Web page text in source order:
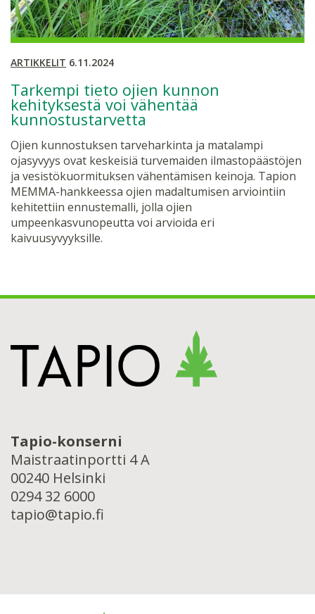
ARTIKKELIT 6.11.2024
Tarkempi tieto ojien kunnon
kehityksestä voi vähentää
kunnostustarvetta
Ojien kunnostuksen tarveharkinta ja matalampi
ojasyvyys ovat keskeisiä turvemaiden ilmastopäästöjen
ja vesistökuormituksen vähentämisen keinoja. Tapion
MEMMA-hankkeessa ojien madaltumisen arviointiin
kehitettiin ennustemalli, jolla ojien
umpeenkasvunopeutta voi arvioida eri
kaivuusyvyyksille.
Tapio-konserni
Maistraatinportti 4 A
00240 Helsinki
0294 32 6000
tapio@tapio.fi